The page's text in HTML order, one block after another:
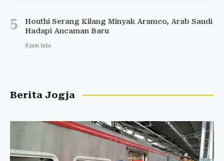
5
Houthi Serang Kilang Minyak Aramco, Arab Saudi
Hadapi Ancaman Baru
8 jam lalu
Berita Jogja